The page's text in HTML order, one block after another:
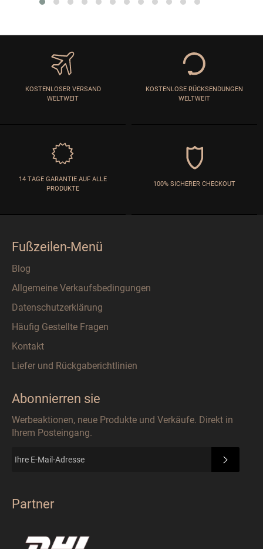
KOSTENLOSER VERSAND
WELTWEIT
KOSTENLOSE RÜCKSENDUNGEN
WELTWEIT
14 TAGE GARANTIE AUF ALLE
PRODUKTE
100% SICHERER CHECKOUT
Fußzeilen-Menü
Blog
Allgemeine Verkaufsbedingungen
Datenschutzerklärung
Häufig Gestellte Fragen
Kontakt
Liefer und Rückgaberichtlinien
Abonnierren sie
Werbeaktionen, neue Produkte und Verkäufe. Direkt in
Ihrem Posteingang.
Partner